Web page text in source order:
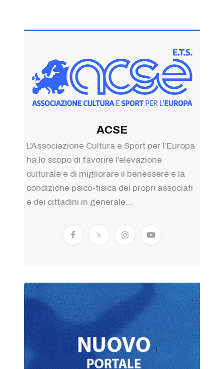
ACSE
L'Associazione Cultura e Sport per l’Europa
ha lo scopo di favorire l’elevazione
culturale e di migliorare il benessere e la
condizione psico-fisica dei propri associati
e dei cittadini in generale...